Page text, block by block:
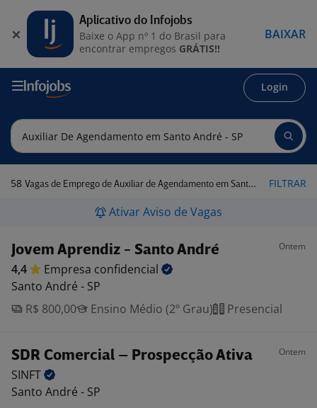
Login
58 Vagas de Emprego de Auxiliar de Agendamento em Santo André - SP FILTRAR
Ativar Aviso de Vagas
Jovem Aprendiz - Santo André Ontem
4,4 Empresa confidencial
Santo André - SP
R$ 800,00
Ensino Médio (2º Grau) Presencial
SDR Comercial – Prospecção Ativa Ontem
SINFT
Santo André - SP
Aplicativo do Infojobs
Baixe o App nº 1 do Brasil para
encontrar empregos GRÁTIS!!
BAIXAR